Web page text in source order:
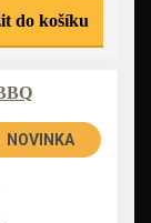
do košíku
NOVINKA